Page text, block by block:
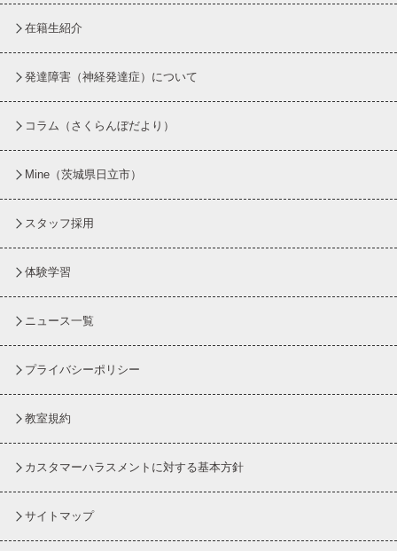
在籍生紹介
発達障害（神経発達症）について
コラム （さくらんぼだより）
Mine（茨城県日立市）
スタッフ採用
体験学習
ニュース一覧
プライバシーポリシー
教室規約
カスタマーハラスメントに対する基本方針
サイトマップ